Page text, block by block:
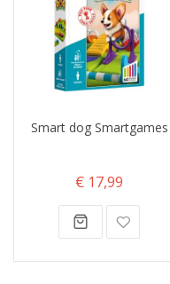
Smart dog Smartgames
€ 17,99